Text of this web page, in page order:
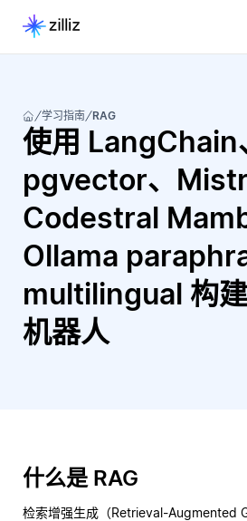
学习指南 RAG
使用 LangChain
pgvector、
Codestral
Ollama
multilingual 构
机器人
什么是 RAG
检索增强生成（Retrieval-Augmented